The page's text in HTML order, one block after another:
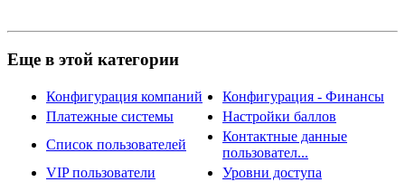
Еще в этой категории
Конфигурация компаний
Конфигурация - Финансы
Платежные системы
Настройки баллов
Список пользователей
Контактные данные
пользовател...
VIP пользователи
Уровни доступа